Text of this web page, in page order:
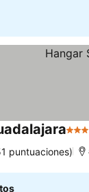
3
puntuaciones)